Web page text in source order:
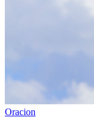
Oracion